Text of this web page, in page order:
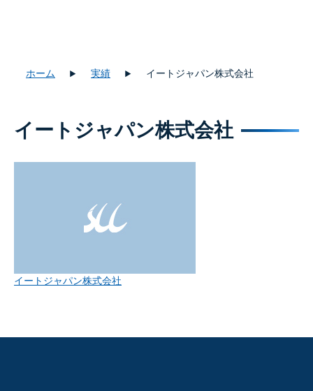
ホーム 実績 イートジャパン株式会社
イートジャパン株式会社
イートジャパン株式会社